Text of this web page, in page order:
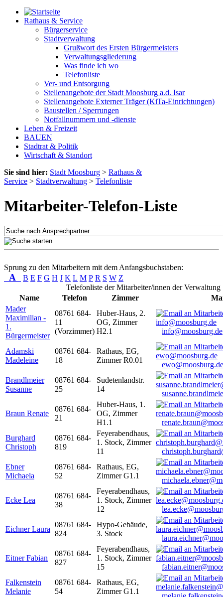
Rathaus & Service
Bürgerservice
Stadtverwaltung
Grußwort des Ersten Bürgermeisters
Verwaltungsgliederung
Was finde ich wo
Telefonliste
Ver- und Entsorgung
Stellenangebote der Stadt Moosburg a.d. Isar
Stellenangebote Externer Träger (KiTa-Einrichtungen)
Baustellen / Sperrungen
Notfallnummern und -dienste
Leben & Freizeit
BAUEN
Stadtrat & Politik
Wirtschaft & Standort
Sie sind hier: Stadt Moosburg > Rathaus &
Service > Stadtverwaltung > Telefonliste
Mitarbeiter-Telefon-Liste
Sprung zu den Mitarbeitern mit dem Anfangsbuchstaben:
A B E F G H J K L M P R S W Z
Telefonliste der Mitarbeiter/innen der Verwaltung
Name
Telefon Zimmer
Mader
Maximilian -
1.
Bürgermeister
08761 684-
11
(Vorzimmer)
Huber-Haus, 2.
OG, Zimmer
H2.1
info@moosburg.de
Adamski
Madeleine
08761 684-
18
Rathaus, EG,
Zimmer R0.01
ewo@moosburg.de
Brandlmeier
Susanne
08761 684-
25
Sudetenlandstr.
14
Braun Renate
08761 684-
21
Huber-Haus, 1.
OG, Zimmer
H1.1
Burghard
Christoph
08761 684-
819
Feyerabendhaus,
1. Stock, Zimmer
11
Ebner
Michaela
08761 684-
52
Rathaus, EG,
Zimmer G1.1
Ecke Lea
08761 684-
38
Feyerabendhaus,
1. Stock, Zimmer
12
Eichner Laura
08761 684-
824
Hypo-Gebäude,
3. Stock
Eitner Fabian
08761 684-
827
Feyerabendhaus,
1. Stock, Zimmer
15
Falkenstein
Melanie
08761 684-
54
Rathaus, EG,
Zimmer G1.1